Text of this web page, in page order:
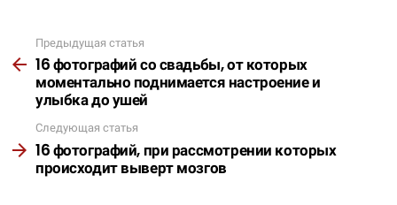
Подробнее
Предыдущая статья
16 фотографий со свадьбы, от которых
моментально поднимается настроение и
улыбка до ушей
Следующая статья
16 фотографий, при рассмотрении которых
происходит выверт мозгов